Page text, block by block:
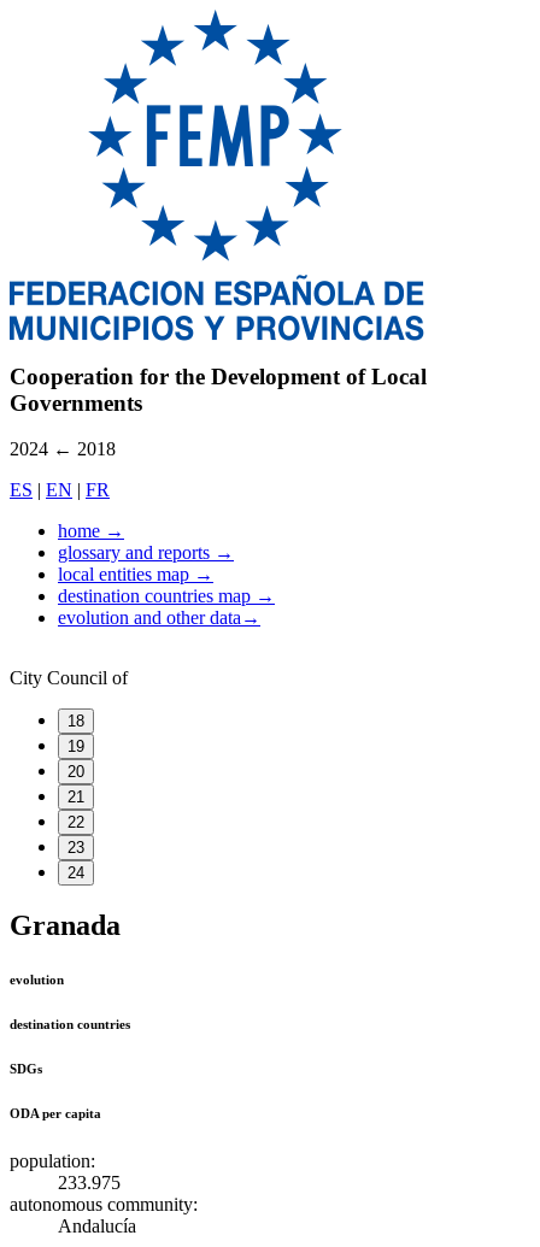
Cooperation for the Development of Local
Governments
2024 ← 2018
ES | EN | FR
home →
glossary and reports →
local entities map →
destination countries map →
evolution and other data→
City Council of
18
19
20
21
22
23
24
Granada
evolution
destination countries
SDGs
ODA per capita
population:
233.975
autonomous community:
Andalucía